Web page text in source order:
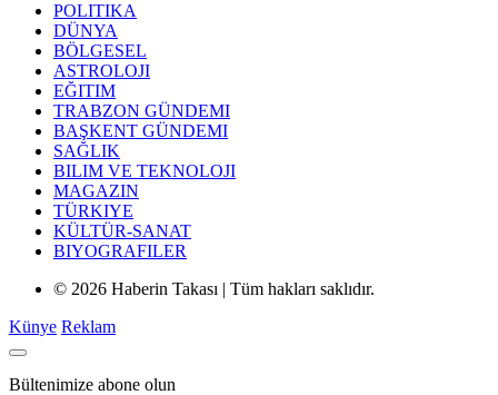
POLITIKA
DÜNYA
BÖLGESEL
ASTROLOJI
EĞITIM
TRABZON GÜNDEMI
BAŞKENT GÜNDEMI
SAĞLIK
BILIM VE TEKNOLOJI
MAGAZIN
TÜRKIYE
KÜLTÜR-SANAT
BIYOGRAFILER
© 2026 Haberin Takası | Tüm hakları saklıdır.
Künye Reklam
Bültenimize abone olun